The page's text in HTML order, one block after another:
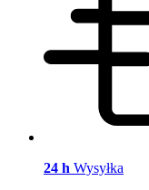
24 h Wysyłka